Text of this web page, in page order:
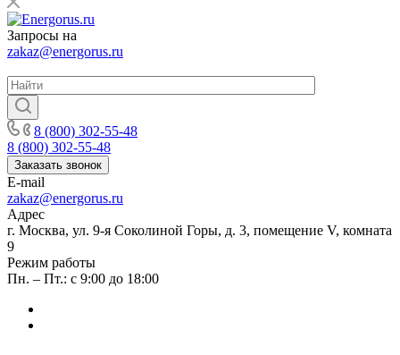
Запросы на
zakaz@energorus.ru
8 (800) 302-55-48
8 (800) 302-55-48
Заказать звонок
E-mail
zakaz@energorus.ru
Адрес
г. Москва, ул. 9-я Соколиной Горы, д. 3, помещение V, комната
9
Режим работы
Пн. – Пт.: с 9:00 до 18:00